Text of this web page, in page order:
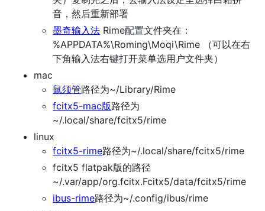
音，然后重新部署
墨奇输入法 Rime配置文件夹在：
%APPDATA%\Roming\Moqi\Rime （可以在右
下角输入法右键打开菜单选用户文件夹）
mac
鼠须管路径为~/Library/Rime
fcitx5-mac版路径为
~/.local/share/fcitx5/rime
linux
fcitx5-rime路径为~/.local/share/fcitx5/rime
fcitx5 flatpak版的路径
~/.var/app/org.fcitx.Fcitx5/data/fcitx5/rime
ibus-rime路径为~/.config/ibus/rime